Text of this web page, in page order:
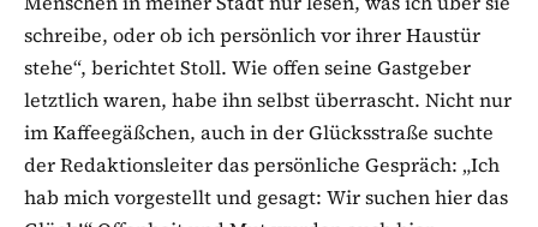
schreibe, oder ob ich persönlich vor ihrer Haustür
stehe“, berichtet Stoll. Wie offen seine Gastgeber
letztlich waren, habe ihn selbst überrascht. Nicht nur
im Kaffeegäßchen, auch in der Glücksstraße suchte
der Redaktionsleiter das persönliche Gespräch: „Ich
hab mich vorgestellt und gesagt: Wir suchen hier das